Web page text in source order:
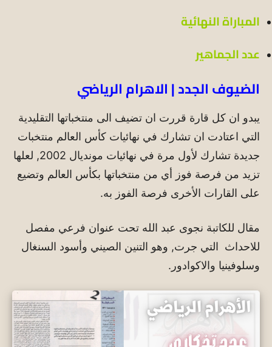
المباراة النهائية
عدد الجماهير
الضيوف الجدد | الاهرام الرياضي
يبدو ان كل قارة قررت ان تضيف الى منتخباتها التقليدية
التي اعتادت ان تشارك في نهائيات كأس العالم منتخبات
جديدة تشارك لأول مرة في نهائيات مونديال 2002, لعلها
تزيد من فرصة فوز أي من منتخباتها بكأس العالم وتضيع
على القارات الأخرى فرصة الفوز به.
مقال للكاتبة نجوى عبد الله تحت عنوان فرعي مفصل
للاحداث التي جرت, وهو التنين الصيني وأسود السنغال
وسلوفينيا والاكوادور.